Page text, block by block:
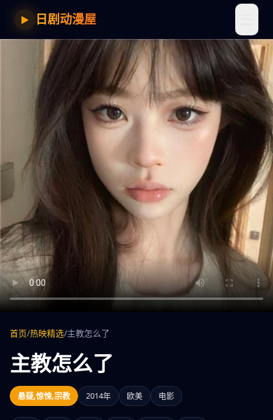
▶ 日剧动漫屋
首页/热映精选/主教怎么了
主教怎么了
悬疑,惊悚,宗教 2014年 欧美 电影